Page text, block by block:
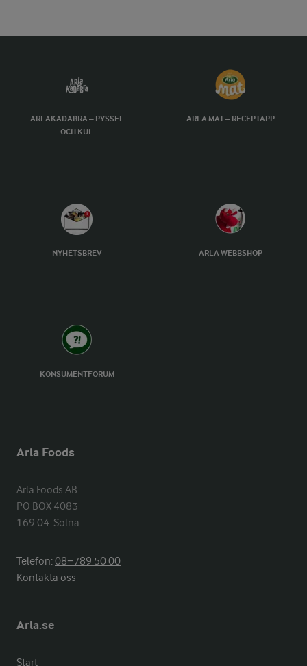
ARLAKADABRA – PYSSEL
OCH KUL
ARLA MAT – RECEPTAPP
NYHETSBREV ARLA WEBBSHOP
KONSUMENTFORUM
Arla Foods
Arla Foods AB
PO BOX 4083
169 04  Solna
Telefon:08−789 50 00
Kontakta oss
Arla.se
Start